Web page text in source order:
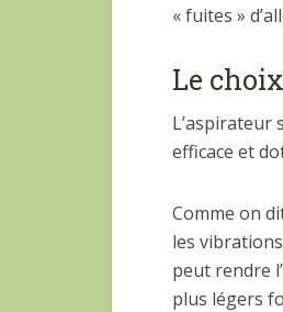
« fuites »
Le
L’aspirateur
efficace et
Comme on
les
peut rendre
plus légers